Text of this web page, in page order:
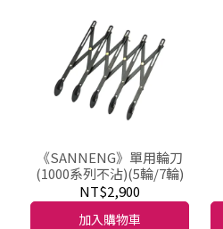
《SANNENG》單用輪刀
(1000系列不沾)(5輪/7輪)
NT$2,900
加入購物車